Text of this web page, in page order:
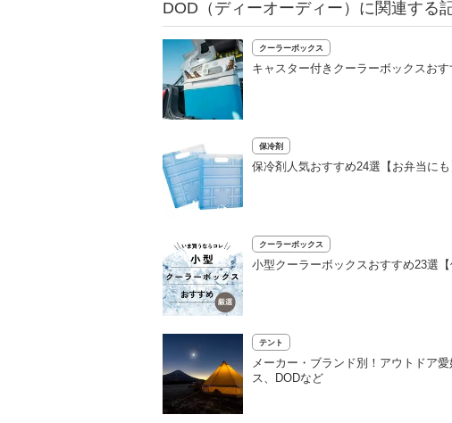
DOD（ディーオーディー）に関連する
クーラーボックス
キャスター付きクーラーボックスお
保冷剤
保冷剤人気おすすめ24選【お弁当に
クーラーボックス
小型クーラーボックスおすすめ23選
テント
メーカー・ブランド別！アウトドア
ス、DODなど